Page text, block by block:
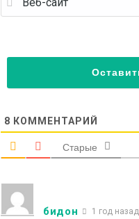
8 КОММЕНТАРИЙ
Старые
бидон 1 год назад